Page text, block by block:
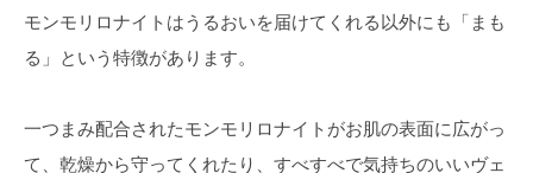
モンモリロナイトはうるおいを届けてくれる以外にも「まも
る」という特徴があります。
一つまみ配合されたモンモリロナイトがお肌の表面に広がっ
て、乾燥から守ってくれたり、すべすべで気持ちのいいヴェ